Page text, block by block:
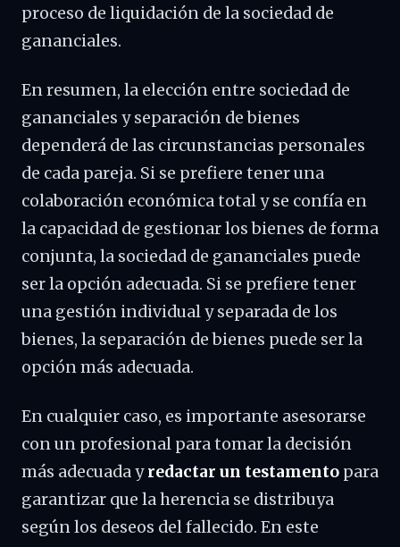
proceso de liquidación de la sociedad de
gananciales.
En resumen, la elección entre sociedad de
gananciales y separación de bienes
dependerá de las circunstancias personales
de cada pareja. Si se prefiere tener una
colaboración económica total y se confía en
la capacidad de gestionar los bienes de forma
conjunta, la sociedad de gananciales puede
ser la opción adecuada. Si se prefiere tener
una gestión individual y separada de los
bienes, la separación de bienes puede ser la
opción más adecuada.
En cualquier caso, es importante asesorarse
con un profesional para tomar la decisión
más adecuada yredactar un testamento para
garantizar que la herencia se distribuya
según los deseos del fallecido. En este